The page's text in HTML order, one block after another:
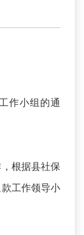
作小组的通
根据县社保
工作领导小